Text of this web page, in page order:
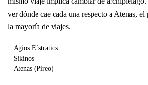
ver dónde cae cada una respecto a Atenas,
la mayoría de viajes.
Agios Efstratios
Sikinos
Atenas (Pireo)